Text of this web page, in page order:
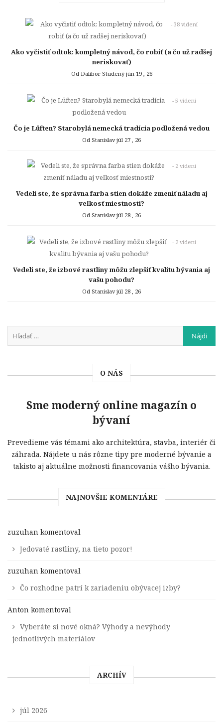
- 38 videní
Ako vyčistiť odtok: kompletný návod, čo robiť (a čo už radšej
neriskovať)
Od Dalibor Studený jún 19 , 26
- 5 videní
Čo je Lüften? Starobylá nemecká tradícia podložená vedou
Od Stanislavjúl 27 , 26
- 2 videní
Vedeli ste, že správna farba stien dokáže zmeniť náladu aj
veľkosť miestnosti?
Od Stanislavjúl 28 , 26
- 2 videní
Vedeli ste, že izbové rastliny môžu zlepšiť kvalitu bývania aj
vašu pohodu?
Od Stanislavjúl 28 , 26
O NÁS
Sme moderný online magazín o
bývaní
Prevedieme vás témami ako architektúra, stavba, interiér či
záhrada. Nájdete u nás rôzne tipy pre moderné bývanie a
takisto aj aktuálne možnosti financovania vášho bývania.
NAJNOVŠIE KOMENTÁRE
zuzuhan komentoval
Jedovaté rastliny, na tieto pozor!
zuzuhan komentoval
Čo rozhodne patrí k zariadeniu obývacej izby?
Anton komentoval
Vyberáte si nové okná? Výhody a nevýhody
jednotlivých materiálov
ARCHÍV
júl 2026